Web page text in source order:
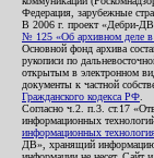
Федерация, зарубежные
В 2006 г. проект «Дебри-
№ 125 «Об архивном деле в
Основной фонд архива
рукописи по
открытым в электронном
документы к частной
Гражданского кодекса РФ
Согласно ч.2. п.3. ст.17
информационных
информационных
ДВ», хранящий информацию,